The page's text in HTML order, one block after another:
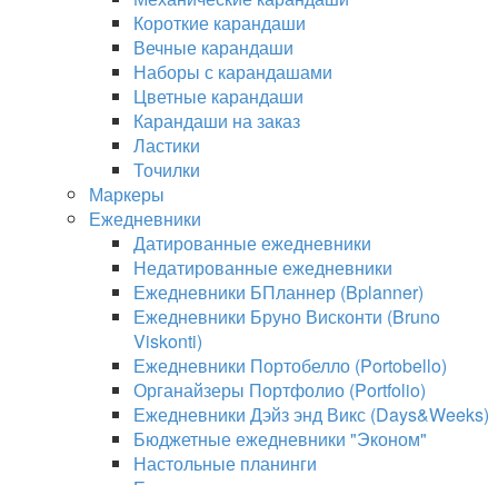
Короткие карандаши
Вечные карандаши
Наборы с карандашами
Цветные карандаши
Карандаши на заказ
Ластики
Точилки
Маркеры
Ежедневники
Датированные ежедневники
Недатированные ежедневники
Ежедневники БПланнер (Bplanner)
Ежедневники Бруно Висконти (Bruno
Viskonti)
Ежедневники Портобелло (Portobello)
Органайзеры Портфолио (Portfolio)
Ежедневники Дэйз энд Викс (Days&Weeks)
Бюджетные ежедневники "Эконом"
Настольные планинги